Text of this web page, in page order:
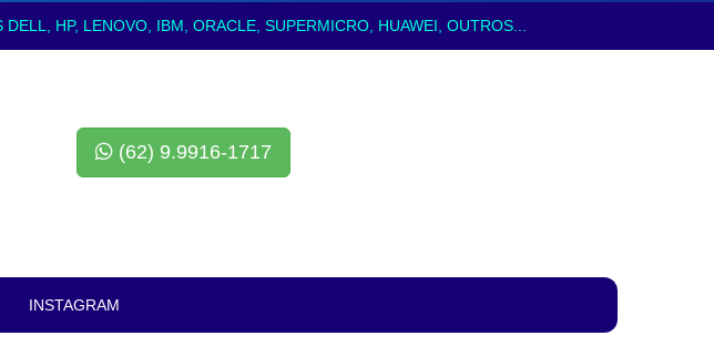
HP, LENOVO, IBM, ORACLE, SUPERMICRO, HUAWEI, OUTROS...
(62) 9.9916-1717
INSTAGRAM